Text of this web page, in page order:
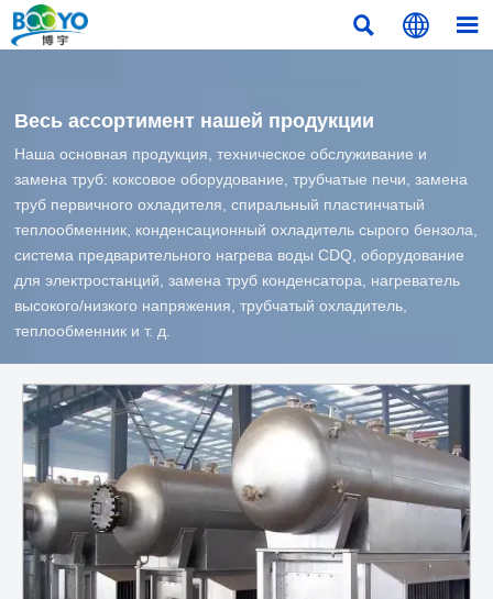
  
Весь ассортимент нашей продукции
Наша основная продукция, техническое обслуживание и
замена труб: коксовое оборудование, трубчатые печи, замена
труб первичного охладителя, спиральный пластинчатый
теплообменник, конденсационный охладитель сырого бензола,
система предварительного нагрева воды CDQ, оборудование
для электростанций, замена труб конденсатора, нагреватель
высокого/низкого напряжения, трубчатый охладитель,
теплообменник и т. д.